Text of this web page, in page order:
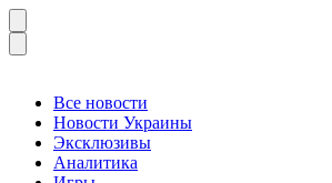
Все новости
Новости Украины
Эксклюзивы
Аналитика